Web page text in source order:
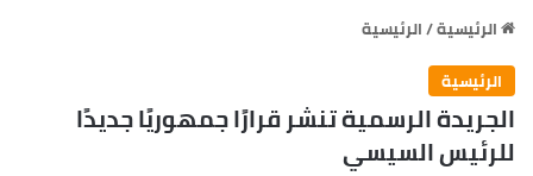
الرئيسية/الرئيسية
الرئيسية
الجريدة الرسمية تنشر قرارًا جمهوريًا جديدًا
للرئيس السيسي